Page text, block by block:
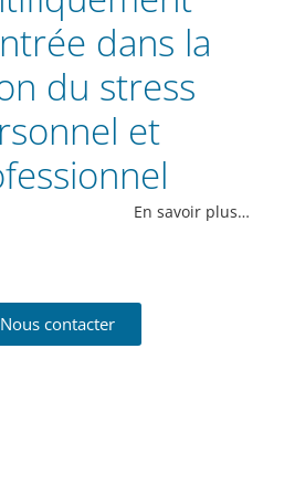
dans la
du stress
et
En savoir plus…
Nous contacter